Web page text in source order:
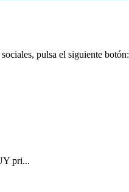
pulsa el siguiente botón:
pri...